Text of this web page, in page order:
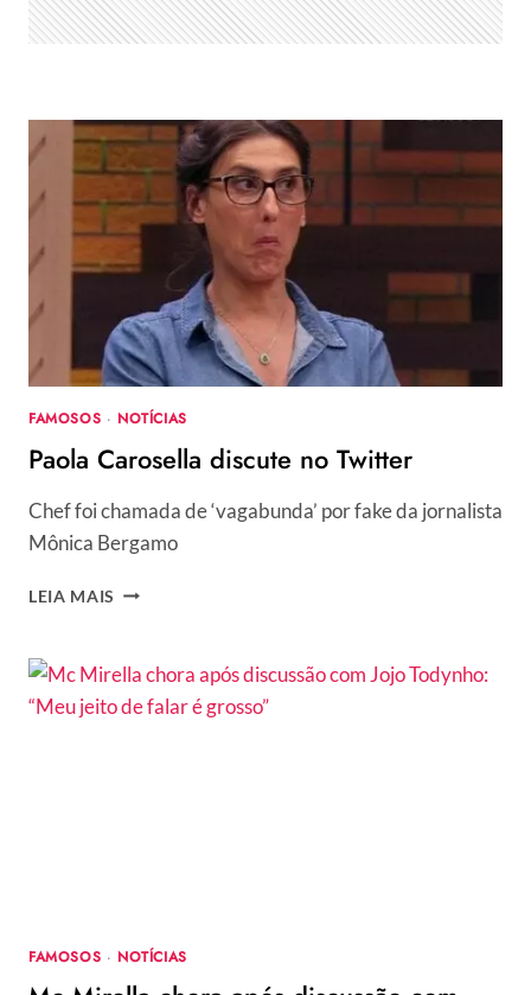
FAMOSOS · NOTÍCIAS
Paola Carosella discute no Twitter
Chef foi chamada de ‘vagabunda’ por fake da jornalista
Mônica Bergamo
LEIA MAIS PAOLA
NO
TWITTER
FAMOSOS · NOTÍCIAS